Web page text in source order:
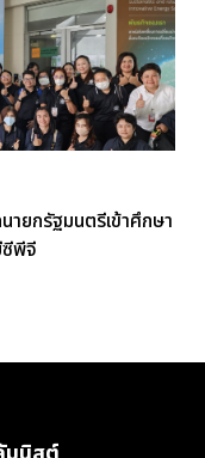
ายกรัฐมนตรีเข้าศึกษา
พีจี